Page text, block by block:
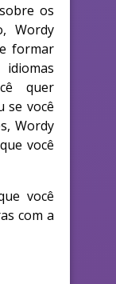
os
Wordy
formar
quer
se você
Wordy
você
você
com a